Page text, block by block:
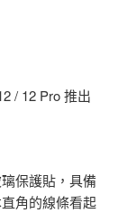
/ 12 Pro 推出
保護貼，具備
角的線條看起